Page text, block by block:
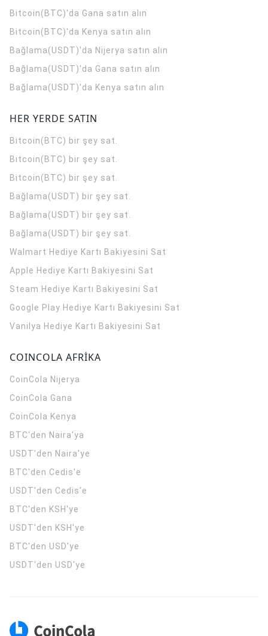
Bitcoin(BTC)'da Gana satın alın
Bitcoin(BTC)'da Kenya satın alın
Bağlama(USDT)'da Nijerya satın alın
Bağlama(USDT)'da Gana satın alın
Bağlama(USDT)'da Kenya satın alın
HER YERDE SATIN
Bitcoin(BTC) bir şey sat.
Bitcoin(BTC) bir şey sat.
Bitcoin(BTC) bir şey sat.
Bağlama(USDT) bir şey sat.
Bağlama(USDT) bir şey sat.
Bağlama(USDT) bir şey sat.
Walmart Hediye Kartı Bakiyesini Sat
Apple Hediye Kartı Bakiyesini Sat
Steam Hediye Kartı Bakiyesini Sat
Google Play Hediye Kartı Bakiyesini Sat
Vanilya Hediye Kartı Bakiyesini Sat
COINCOLA AFRİKA
CoinCola Nijerya
CoinCola Gana
CoinCola Kenya
BTC'den Naira'ya
USDT'den Naira'ye
BTC'den Cedis'e
USDT'den Cedis'e
BTC'den KSH'ye
USDT'den KSH'ye
BTC'den USD'ye
USDT'den USD'ye